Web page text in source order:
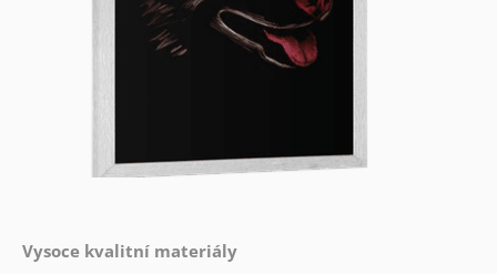
Vysoce kvalitní materiály